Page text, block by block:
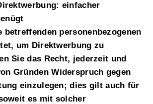
einfacher
betreffenden personenbezogenen
um Direktwerbung zu
Sie das Recht, jederzeit und
Gründen Widerspruch gegen
einzulegen; dies gilt auch für
es mit solcher